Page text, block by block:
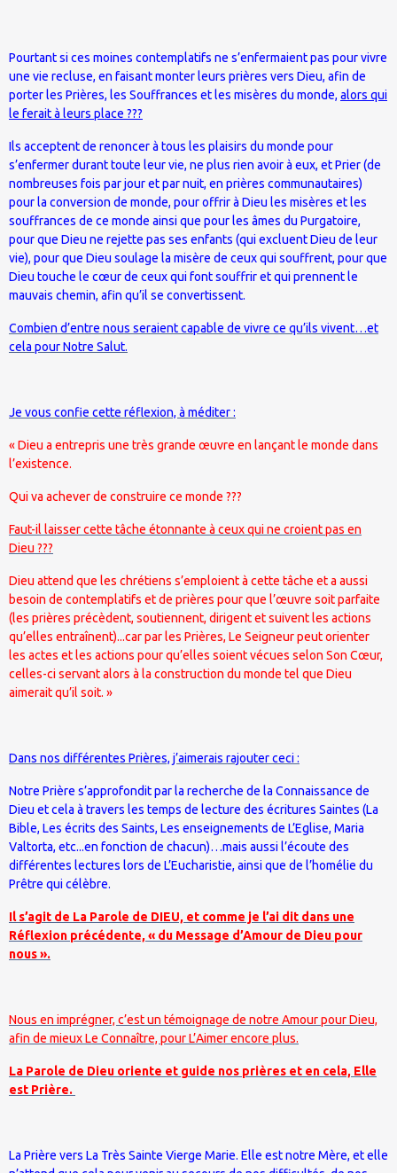
Pourtant si ces moines contemplatifs ne s’enfermaient pas pour vivre
une vie recluse, en faisant monter leurs prières vers Dieu, afin de
porter les Prières, les Souffrances et les misères du monde, alors qui
le ferait à leurs place ???
Ils acceptent de renoncer à tous les plaisirs du monde pour
s’enfermer durant toute leur vie, ne plus rien avoir à eux, et Prier (de
nombreuses fois par jour et par nuit, en prières communautaires)
pour la conversion de monde, pour offrir à Dieu les misères et les
souffrances de ce monde ainsi que pour les âmes du Purgatoire,
pour que Dieu ne rejette pas ses enfants (qui excluent Dieu de leur
vie), pour que Dieu soulage la misère de ceux qui souffrent, pour que
Dieu touche le cœur de ceux qui font souffrir et qui prennent le
mauvais chemin, afin qu’il se convertissent.
Combien d’entre nous seraient capable de vivre ce qu’ils vivent…et
cela pour Notre Salut.
Je vous confie cette réflexion, à méditer :
« Dieu a entrepris une très grande œuvre en lançant le monde dans
l’existence.
Qui va achever de construire ce monde ???
Faut-il laisser cette tâche étonnante à ceux qui ne croient pas en
Dieu ???
Dieu attend que les chrétiens s’emploient à cette tâche et a aussi
besoin de contemplatifs et de prières pour que l’œuvre soit parfaite
(les prières précèdent, soutiennent, dirigent et suivent les actions
qu’elles entraînent)...car par les Prières, Le Seigneur peut orienter
les actes et les actions pour qu’elles soient vécues selon Son Cœur,
celles-ci servant alors à la construction du monde tel que Dieu
aimerait qu’il soit. »
Dans nos différentes Prières, j’aimerais rajouter ceci :
Notre Prière s’approfondit par la recherche de la Connaissance de
Dieu et cela à travers les temps de lecture des écritures Saintes (La
Bible, Les écrits des Saints, Les enseignements de L’Eglise, Maria
Valtorta, etc...en fonction de chacun)…mais aussi l’écoute des
différentes lectures lors de L’Eucharistie, ainsi que de l’homélie du
Prêtre qui célèbre.
Il s’agit de La Parole de DIEU, et comme je l’ai dit dans une
Réflexion précédente, « du Message d’Amour de Dieu pour
nous ».
Nous en imprégner, c’est un témoignage de notre Amour pour Dieu,
afin de mieux Le Connaître, pour L’Aimer encore plus.
La Parole de Dieu oriente et guide nos prières et en cela, Elle
est Prière.
La Prière vers La Très Sainte Vierge Marie. Elle est notre Mère, et elle